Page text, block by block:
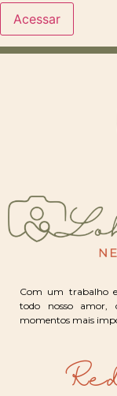
Com um trabalho
todo nosso amor,
momentos mais